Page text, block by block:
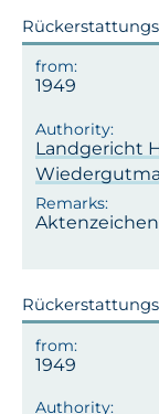
1949
Landgericht
1949